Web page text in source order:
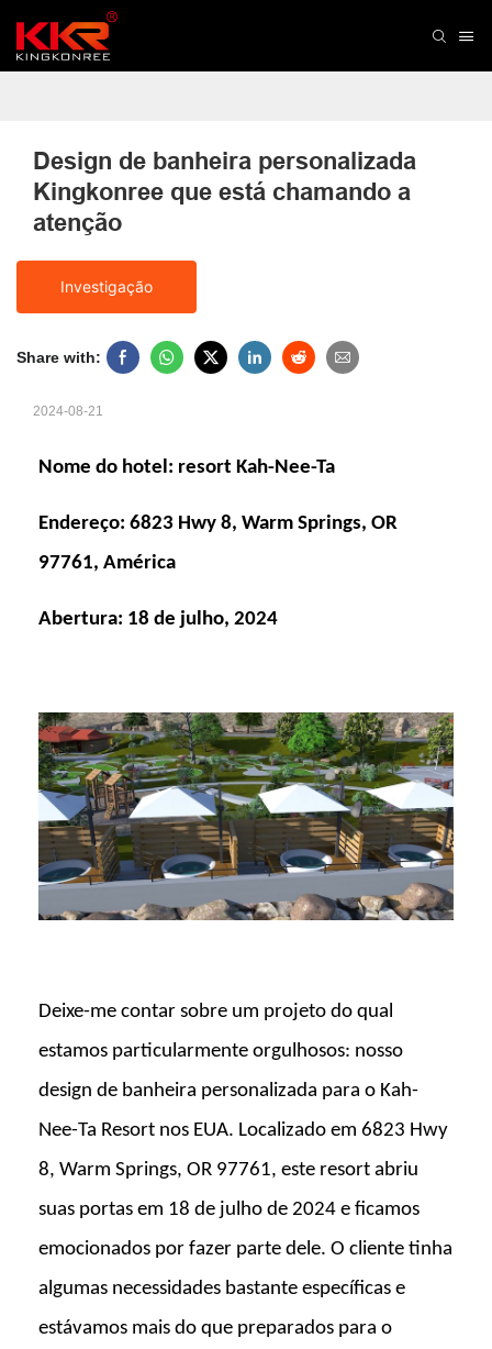
Design de banheira personalizada
Kingkonree que está chamando a
atenção
Investigação
Share with:
2024-08-21
Nome do hotel: resort Kah-Nee-Ta
Endereço: 6823 Hwy 8, Warm Springs, OR
97761, América
Abertura: 18 de julho, 2024
Deixe-me contar sobre um projeto do qual
estamos particularmente orgulhosos: nosso
design de banheira personalizada para o Kah-
Nee-Ta Resort nos EUA. Localizado em 6823 Hwy
8, Warm Springs, OR 97761, este resort abriu
suas portas em 18 de julho de 2024 e ficamos
emocionados por fazer parte dele. O cliente tinha
algumas necessidades bastante específicas e
estávamos mais do que preparados para o